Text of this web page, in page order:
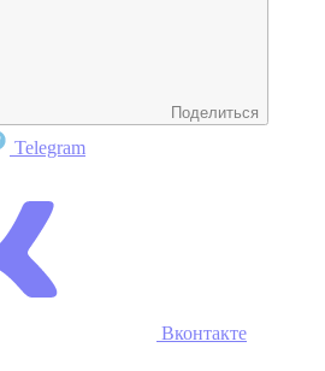
Поделиться
Telegram
Вконтакте